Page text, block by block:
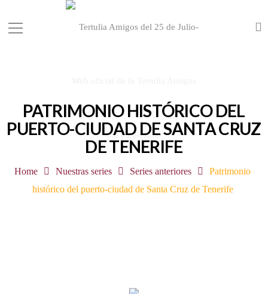
PATRIMONIO HISTÓRICO DEL
PUERTO-CIUDAD DE SANTA CRUZ
DE TENERIFE
Home Nuestras series Series anteriores
Patrimonio
histórico del puerto-ciudad de Santa Cruz de Tenerife